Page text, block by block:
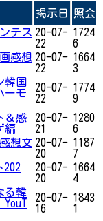
掲示日 照会
テス 20-07-
22
1724
6
感想 20-07-
22
1664
3
韓国
ーモ
20-07-
22
1774
9
＆感
編
20-07-
21
1280
6
想文 20-07-
20
1187
7
202
20-07-
20
1664
4
る韓
20-07-
16
1843
1